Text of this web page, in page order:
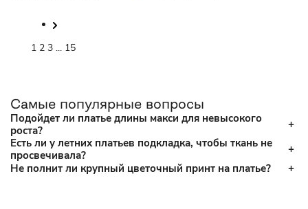
1 2 3 ... 15
Самые популярные вопросы
Подойдет ли платье длины макси для невысокого
роста?
Есть ли у летних платьев подкладка, чтобы ткань не
просвечивала?
Не полнит ли крупный цветочный принт на платье?